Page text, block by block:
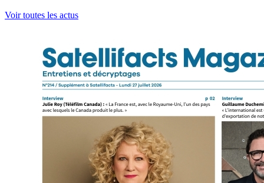
Voir toutes les actus